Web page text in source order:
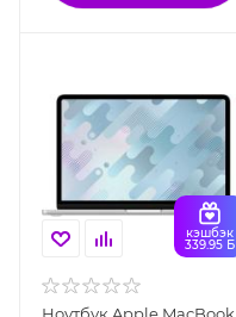
кэшбэк
339.95 Б